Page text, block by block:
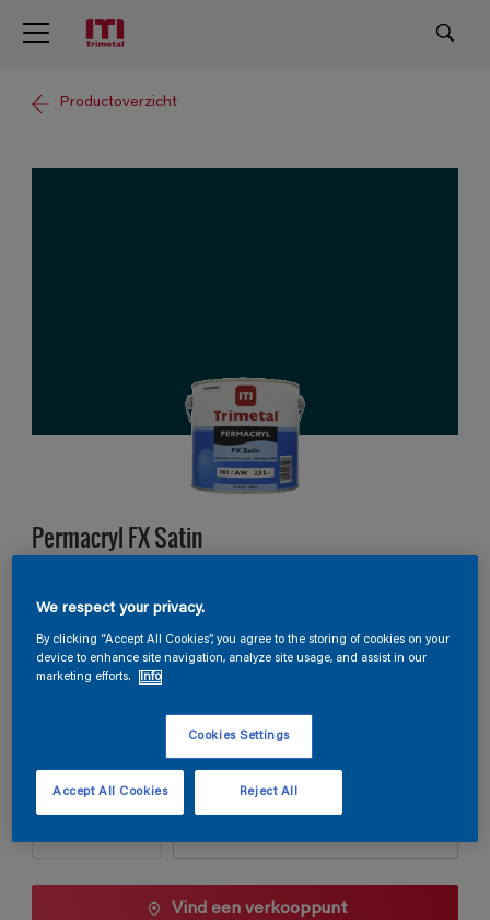
Productoverzicht
Permacryl FX Satin
R3.40.13
Kleur wijzigen
Aantal Verfcalculator
Vind een verkooppunt
We respect your privacy.
By clicking “Accept All Cookies”, you agree to the storing of cookies on your
device to enhance site navigation, analyze site usage, and assist in our
marketing efforts.
Info
Cookies Settings
Reject All
Accept All Cookies